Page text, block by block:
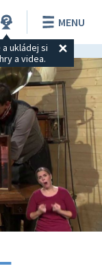
ukládej si
a videa.
MENU